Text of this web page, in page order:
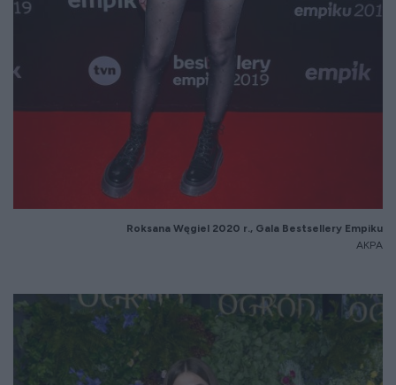
Roksana Węgiel 2020 r., Gala Bestsellery Empiku
AKPA